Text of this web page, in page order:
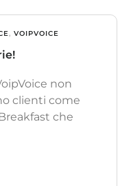
, VOIPVOICE
non
clienti come
che